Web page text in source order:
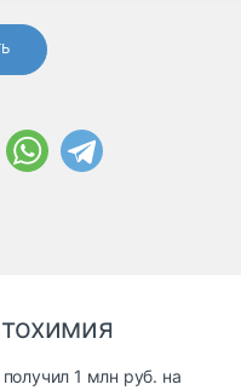
1 млн руб. на